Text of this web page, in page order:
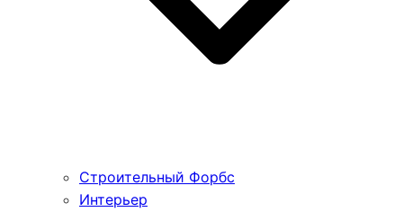
Строительный Форбс
Интерьер